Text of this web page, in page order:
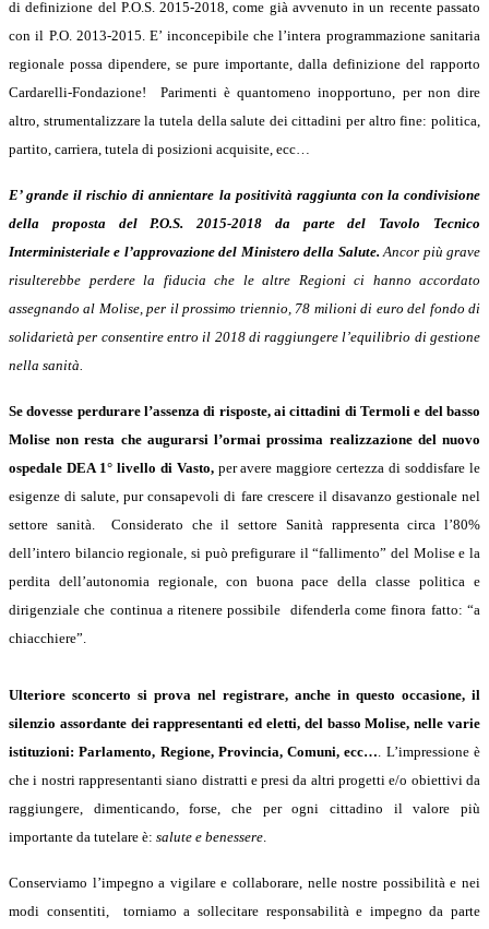
di definizione del P.O.S. 2015-2018, come già avvenuto in un recente passato
con il P.O. 2013-2015. E’ inconcepibile che l’intera programmazione sanitaria
regionale possa dipendere, se pure importante, dalla definizione del rapporto
Cardarelli-Fondazione! Parimenti è quantomeno inopportuno, per non dire
altro, strumentalizzare la tutela della salute dei cittadini per altro fine: politica,
partito, carriera, tutela di posizioni acquisite, ecc…
E’ grande il rischio di annientare la positività raggiunta con la condivisione
della proposta del P.O.S. 2015-2018 da parte del Tavolo Tecnico
Interministeriale e l’approvazione del Ministero della Salute. Ancor più grave
risulterebbe perdere la fiducia che le altre Regioni ci hanno accordato
assegnando al Molise, per il prossimo triennio, 78 milioni di euro del fondo di
solidarietà per consentire entro il 2018 di raggiungere l’equilibrio di gestione
nella sanità.
Se dovesse perdurare l’assenza di risposte, ai cittadini di Termoli e del basso
Molise non resta che augurarsi l’ormai prossima realizzazione del nuovo
ospedale DEA 1° livello di Vasto,per avere maggiore certezza di soddisfare le
esigenze di salute, pur consapevoli di fare crescere il disavanzo gestionale nel
settore sanità. Considerato che il settore Sanità rappresenta circa l’80%
dell’intero bilancio regionale, si può prefigurare il “fallimento” del Molise e la
perdita dell’autonomia regionale, con buona pace della classe politica e
dirigenziale che continua a ritenere possibile difenderla come finora fatto: “a
chiacchiere”.
Ulteriore sconcerto si prova nel registrare, anche in questo occasione, il
silenzio assordante dei rappresentanti ed eletti, del basso Molise, nelle varie
istituzioni: Parlamento, Regione, Provincia, Comuni, ecc… . L’impressione è
che i nostri rappresentanti siano distratti e presi da altri progetti e/o obiettivi da
raggiungere, dimenticando, forse, che per ogni cittadino il valore più
importante da tutelare è: salute e benessere
Conserviamo l’impegno a vigilare e collaborare, nelle nostre possibilità e nei
modi consentiti, torniamo a sollecitare responsabilità e impegno da parte